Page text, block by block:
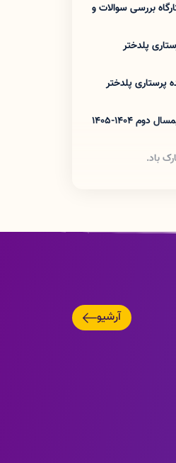
بررسی سوالات و
پلدختر
پرستاری پلدختر
1404-1405
باد.
دانشکده پرستاری
آرشیو